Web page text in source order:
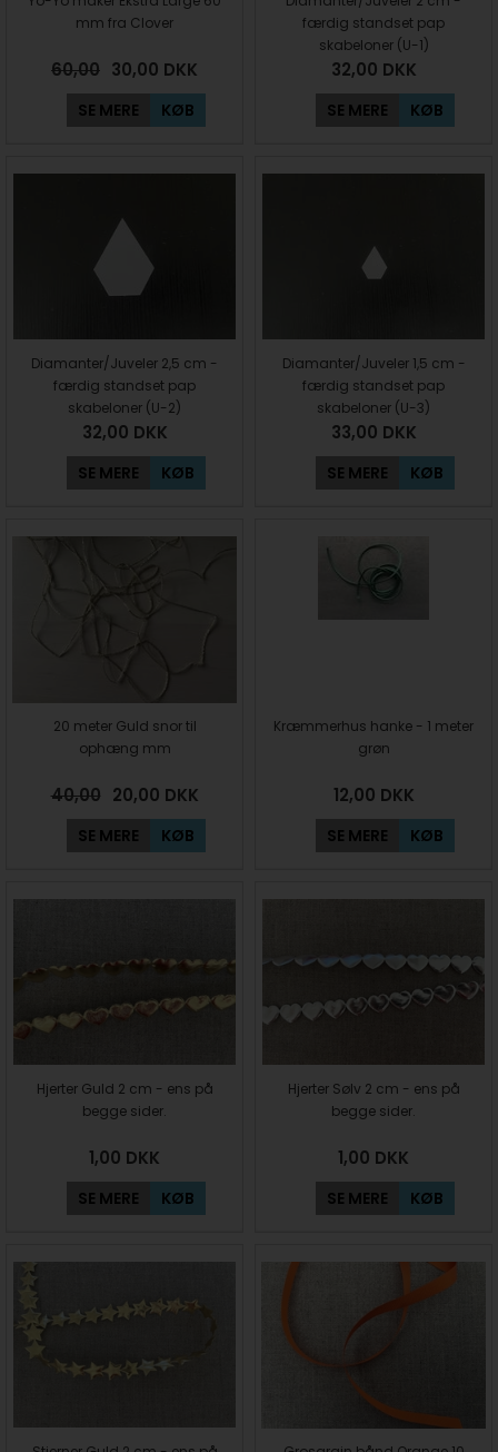
mm fra Clover
60,00 30,00 DKK
SE MERE KØB
færdig standset pap
skabeloner (U-1)
32,00 DKK
SE MERE KØB
Diamanter/Juveler 2,5 cm -
færdig standset pap
skabeloner (U-2)
32,00 DKK
SE MERE KØB
Diamanter/Juveler 1,5 cm -
færdig standset pap
skabeloner (U-3)
33,00 DKK
SE MERE KØB
20 meter Guld snor til
ophæng mm
40,00 20,00 DKK
SE MERE KØB
Kræmmerhus hanke - 1 meter
grøn
12,00 DKK
SE MERE KØB
Hjerter Guld 2 cm - ens på
begge sider.
1,00 DKK
SE MERE KØB
Hjerter Sølv 2 cm - ens på
begge sider.
1,00 DKK
SE MERE KØB